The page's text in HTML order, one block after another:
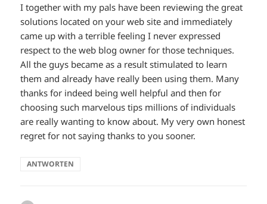
I together with my pals have been reviewing the great
solutions located on your web site and immediately
came up with a terrible feeling I never expressed
respect to the web blog owner for those techniques.
All the guys became as a result stimulated to learn
them and already have really been using them. Many
thanks for indeed being well helpful and then for
choosing such marvelous tips millions of individuals
are really wanting to know about. My very own honest
regret for not saying thanks to you sooner.
ANTWORTEN